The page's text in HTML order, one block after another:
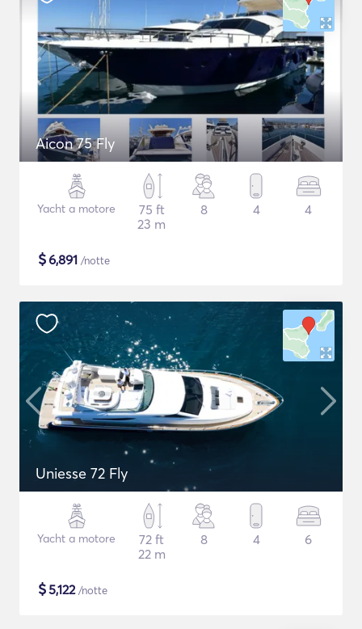
Aicon 75 Fly
Yacht a motore
75 ft
23 m
8 4 4
$6,891 /notte
Uniesse 72 Fly
Yacht a motore
72 ft
22 m
8 4 6
$5,122/notte